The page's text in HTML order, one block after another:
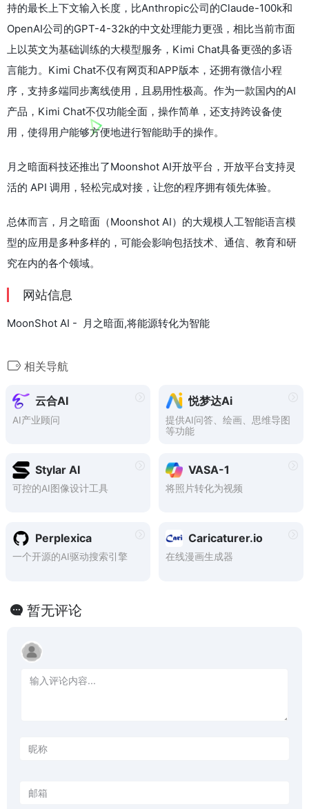
持的最长上下文输入长度，比Anthropic公司的Claude-100k和
OpenAI公司的GPT-4-32k的中文处理能力更强，相比当前市面
上以英文为基础训练的大模型服务，Kimi Chat具备更强的多语
言能力。Kimi Chat不仅有网页和APP版本，还拥有微信小程
序，支持多端同步离线使用，且易用性极高。作为一款国内的AI
产品，Kimi Chat不仅功能全面，操作简单，还支持跨设备使
用，使得用户能够方便地进行智能助手的操作。
月之暗面科技还推出了Moonshot AI开放平台，开放平台支持灵
活的 API 调用，轻松完成对接，让您的程序拥有领先体验。
总体而言，月之暗面（Moonshot AI）的大规模人工智能语言模
型的应用是多种多样的，可能会影响包括技术、通信、教育和研
究在内的各个领域。
网站信息
MoonShot AI - 月之暗面,将能源转化为智能
相关导航
云合AI
AI产业顾问
悦梦达Ai
提供AI问答、绘画、思维导图
等功能
Stylar AI
可控的AI图像设计工具
VASA-1
将照片转化为视频
Perplexica
一个开源的AI驱动搜索引擎
Caricaturer.io
在线漫画生成器
暂无评论